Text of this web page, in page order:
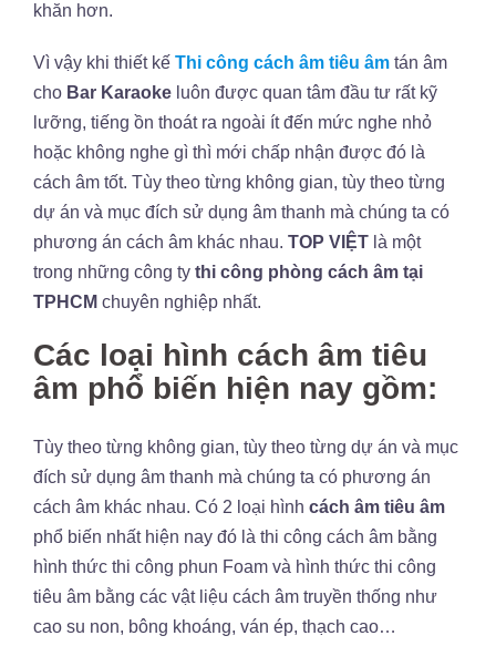
khăn hơn.
Vì vậy khi thiết kế Thi công cách âm tiêu âm tán âm
cho Bar Karaoke luôn được quan tâm đầu tư rất kỹ
lưỡng, tiếng ồn thoát ra ngoài ít đến mức nghe nhỏ
hoặc không nghe gì thì mới chấp nhận được đó là
cách âm tốt. Tùy theo từng không gian, tùy theo từng
dự án và mục đích sử dụng âm thanh mà chúng ta có
phương án cách âm khác nhau. TOP VIỆT là một
trong những công ty thi công phòng cách âm tại
TPHCM chuyên nghiệp nhất.
Các loại hình cách âm tiêu
âm phổ biến hiện nay gồm:
Tùy theo từng không gian, tùy theo từng dự án và mục
đích sử dụng âm thanh mà chúng ta có phương án
cách âm khác nhau. Có 2 loại hình cách âm tiêu âm
phổ biến nhất hiện nay đó là thi công cách âm bằng
hình thức thi công phun Foam và hình thức thi công
tiêu âm bằng các vật liệu cách âm truyền thống như
cao su non, bông khoáng, ván ép, thạch cao…